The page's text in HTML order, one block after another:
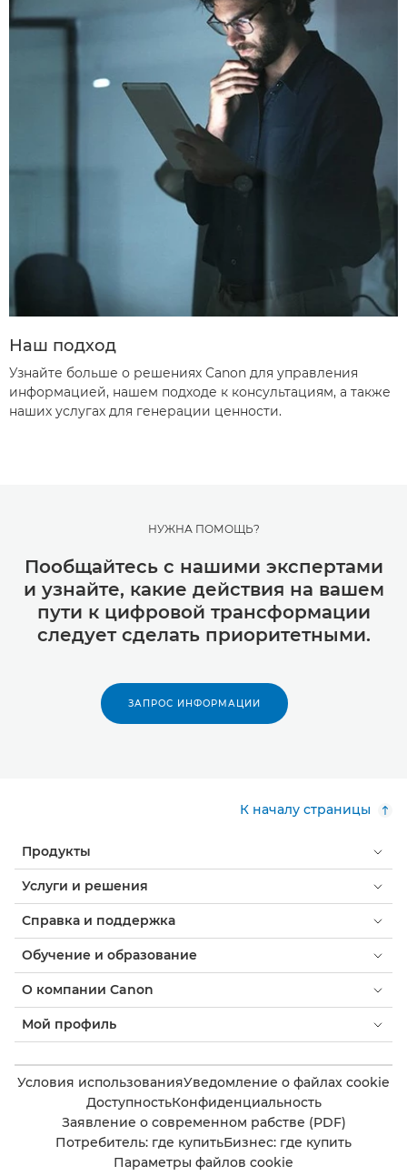
Наш подход
Узнайте больше о решениях Canon для управления
информацией, нашем подходе к консультациям, а также
наших услугах для генерации ценности.
НУЖНА ПОМОЩЬ?
Пообщайтесь с нашими экспертами
и узнайте, какие действия на вашем
пути к цифровой трансформации
следует сделать приоритетными.
ЗАПРОС ИНФОРМАЦИИ
К началу страницы
Продукты
Услуги и решения
Справка и поддержка
Обучение и образование
О компании Canon
Мой профиль
Условия использованияУведомление о файлах cookie
ДоступностьКонфиденциальность
Заявление о современном рабстве (PDF)
Потребитель: где купитьБизнес: где купить
Параметры файлов cookie